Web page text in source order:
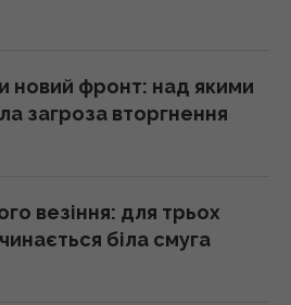
повторно з користю
про що він свідчить
новий фронт: над якими
загроза вторгнення
везіння: для трьох
біла смуга